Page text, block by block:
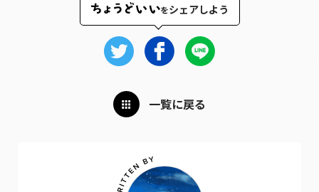
をシェアしよう
一覧に戻る